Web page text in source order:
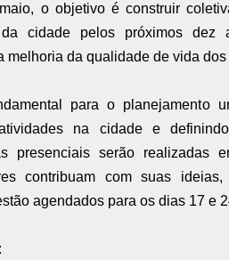
o objetivo é construir
da cidade pelos próximos
melhoria da qualidade de vida
para o planejamento
na cidade e
presenciais serão realizadas
contribuam com suas
agendados para os dias 17 e